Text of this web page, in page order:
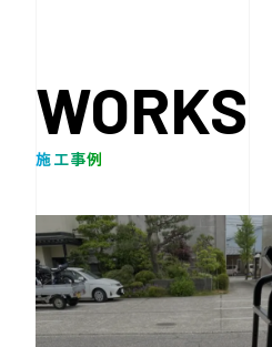
WORKS
施工事例